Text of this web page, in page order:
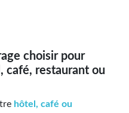
choisir pour
café, restaurant ou
hôtel, café ou